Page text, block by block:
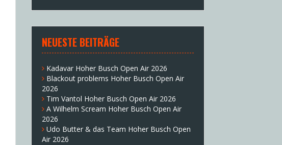
NEUESTE BEITRÄGE
Kadavar Hoher Busch Open Air 2026
Blackout problems Hoher Busch Open Air
2026
Tim Vantol Hoher Busch Open Air 2026
A Wilhelm Scream Hoher Busch Open Air
2026
Udo Butter & das Team Hoher Busch Open
Air 2026